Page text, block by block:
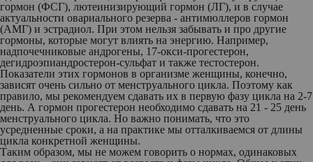
гормон (ФСГ), лютеинизирующий гормон (ЛГ), и в случае
актуальности овариального резерва - антимюллеров гормон
(АМГ) и эстрадиол. При этом нельзя забывать и про другие
гормоны, которые могут влиять на энергию. Например,
надпочечниковые андрогены, 17-окси-прогестерон,
дегидроэпиандростерон-сульфат и также тестостерон.
Показатели этих гормонов в организме женщины, конечно,
зависят очень сильно от менструального цикла. Поэтому как
правило, мы рекомендуем сдавать их в первую фазу цикла на 2-7
день. А гормон прогестерон необходимо сдавать на 21 - 25 день
менструального цикла. Но важно понимать, что это
усредненные сроки, а на практике мы отталкиваемся от длины
цикла конкретной женщины.
Таким образом, мы не можем говорить о нормах, одинаковых